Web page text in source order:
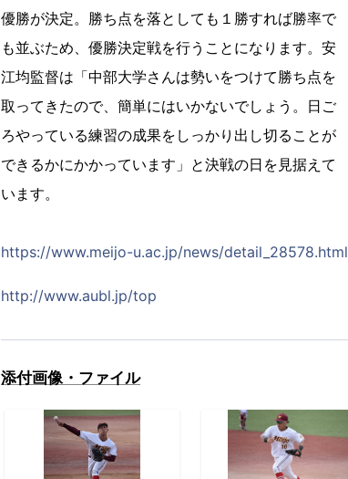
優勝が決定。勝ち点を落としても１勝すれば勝率で
も並ぶため、優勝決定戦を行うことになります。安
江均監督は「中部大学さんは勢いをつけて勝ち点を
取ってきたので、簡単にはいかないでしょう。日ご
ろやっている練習の成果をしっかり出し切ることが
できるかにかかっています」と決戦の日を見据えて
います。
https://www.meijo-u.ac.jp/news/detail_28578.html
http://www.aubl.jp/top
添付画像・ファイル